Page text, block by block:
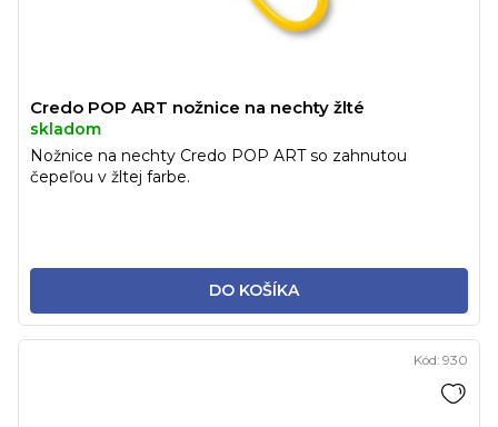
Credo POP ART nožnice na nechty žlté
skladom
DO KOŠÍKA
Nožnice na nechty Credo POP ART so zahnutou
čepeľou v žltej farbe.
Kód: 930